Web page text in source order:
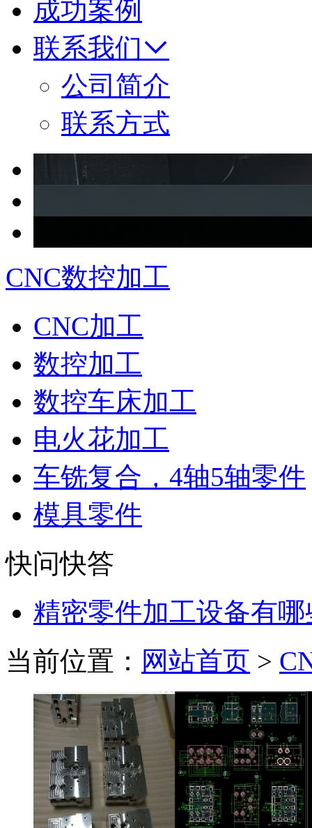
成功案例
联系我们
公司简介
联系方式
CNC数控加工
CNC加工
数控加工
数控车床加工
电火花加工
车铣复合，4轴5轴零件
模具零件
快问快答
精密零件加工设备有哪
当前位置： 网站首页 >